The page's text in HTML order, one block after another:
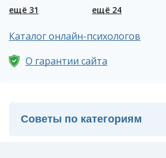
ещё 31
ещё 24
Каталог онлайн-психологов
О гарантии сайта